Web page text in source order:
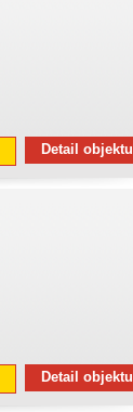
Detail objektu
Detail objektu